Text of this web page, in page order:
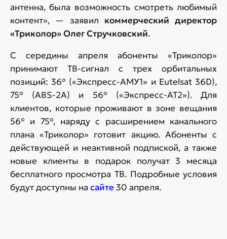
антенна, была возможность смотреть любимый
контент», — заявил коммерческий директор
«Триколор» Олег Стручковский.
С середины апреля абоненты «Триколор»
принимают ТВ-сигнал с трех орбитальных
позиций: 36° («Экспресс-АМУ1» и Eutelsat 36D),
75° (ABS-2A) и 56° («Экспресс-АТ2»). Для
клиентов, которые проживают в зоне вещания
56° и 75°, наряду с расширением канального
плана «Триколор» готовит акцию. Абоненты с
действующей и неактивной подпиской, а также
новые клиенты в подарок получат 3 месяца
бесплатного просмотра ТВ. Подробные условия
будут доступны на сайте30 апреля.